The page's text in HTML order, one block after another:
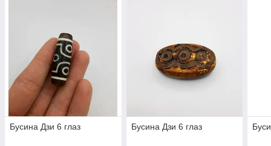
Бусина Дзи 6 глаз Бусина Дзи 6 глаз